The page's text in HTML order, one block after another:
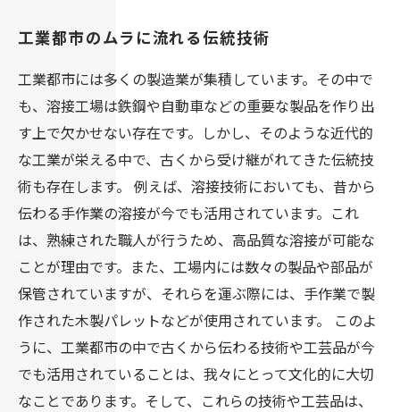
工業都市のムラに流れる伝統技術
工業都市には多くの製造業が集積しています。その中で
も、溶接工場は鉄鋼や自動車などの重要な製品を作り出
す上で欠かせない存在です。しかし、そのような近代的
な工業が栄える中で、古くから受け継がれてきた伝統技
術も存在します。 例えば、溶接技術においても、昔から
伝わる手作業の溶接が今でも活用されています。これ
は、熟練された職人が行うため、高品質な溶接が可能な
ことが理由です。また、工場内には数々の製品や部品が
保管されていますが、それらを運ぶ際には、手作業で製
作された木製パレットなどが使用されています。 このよ
うに、工業都市の中で古くから伝わる技術や工芸品が今
でも活用されていることは、我々にとって文化的に大切
なことであります。そして、これらの技術や工芸品は、